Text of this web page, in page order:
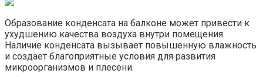
Образование конденсата на балконе может привести к
ухудшению качества воздуха внутри помещения.​
Наличие конденсата вызывает повышенную влажность
и создает благоприятные условия для развития
микроорганизмов и плесени.​